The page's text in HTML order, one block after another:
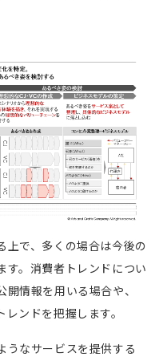
上で、多くの場合は今後の
す。消費者トレンドについ
情報を用いる場合や、
ンドを把握します。
うなサービスを提供する